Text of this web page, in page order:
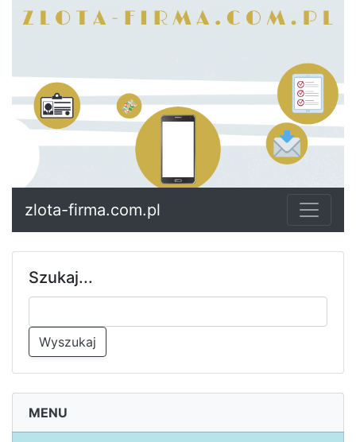
zlota-firma.com.pl
Szukaj...
Wyszukaj
MENU